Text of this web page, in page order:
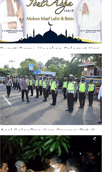
Bupati Barru, Ucapkan Selamat Hari
Raya Idul Adha 1441 H
Apel Gelar Pasukan Operasi Patuh
Tahun 2020 di Mapolres Barru